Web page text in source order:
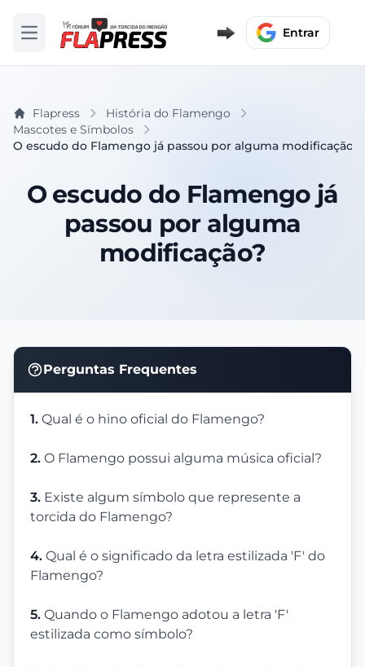
Abrir menu Entrar
Flapress
História do Flamengo
Mascotes e Símbolos
O escudo do Flamengo já passou por alguma modificação?
O escudo do Flamengo já
passou por alguma
modificação?
Perguntas Frequentes
1. Qual é o hino oficial do Flamengo?
2. O Flamengo possui alguma música oficial?
3. Existe algum símbolo que represente a
torcida do Flamengo?
4. Qual é o significado da letra estilizada 'F' do
Flamengo?
5. Quando o Flamengo adotou a letra 'F'
estilizada como símbolo?